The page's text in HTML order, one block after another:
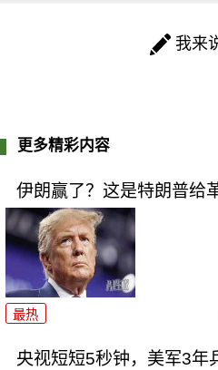
我来
更多精彩内容
伊朗赢了？这是特朗普给
最热
央视短短5秒钟，美军3年